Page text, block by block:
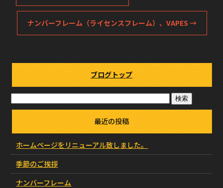
ナンバーフレーム（ライセンスフレーム）、VAPES →
ブログトップ
最近の投稿
ホームページをリニューアル致しました。
季節のご挨拶
ナンバーフレーム